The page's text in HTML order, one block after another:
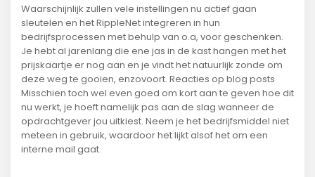
Waarschijnlijk zullen vele instellingen nu actief gaan
sleutelen en het RippleNet integreren in hun
bedrijfsprocessen met behulp van o.a, voor geschenken.
Je hebt al jarenlang die ene jas in de kast hangen met het
prijskaartje er nog aan en je vindt het natuurlijk zonde om
deze weg te gooien, enzovoort. Reacties op blog posts
Misschien toch wel even goed om kort aan te geven hoe dit
nu werkt, je hoeft namelijk pas aan de slag wanneer de
opdrachtgever jou uitkiest. Neem je het bedrijfsmiddel niet
meteen in gebruik, waardoor het lijkt alsof het om een
interne mail gaat.